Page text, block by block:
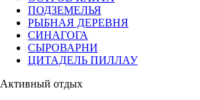
ПОДЗЕМЕЛЬЯ
РЫБНАЯ ДЕРЕВНЯ
СИНАГОГА
СЫРОВАРНИ
ЦИТАДЕЛЬ ПИЛЛАУ
Активный отдых